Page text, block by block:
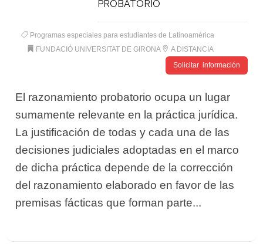
PROBATORIO
Programas especiales para estudiantes de Latinoamérica
FUNDACIÓ UNIVERSITAT DE GIRONA
A DISTANCIA
Solicitar información
El razonamiento probatorio ocupa un lugar
sumamente relevante en la práctica jurídica.
La justificación de todas y cada una de las
decisiones judiciales adoptadas en el marco
de dicha práctica depende de la corrección
del razonamiento elaborado en favor de las
premisas fácticas que forman parte...